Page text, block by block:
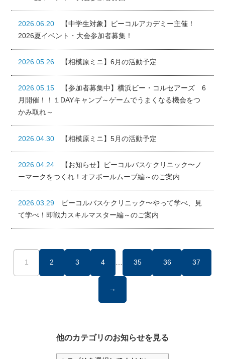
2026.06.20
【中学生対象】ビーコルアカデミー主催！
2026夏イベント・大会参加者募集！
2026.05.26 【相模原ミニ】6月の活動予定
2026.05.15
【参加者募集中】横浜ビー・コルセアーズ 6
月開催！！１DAYキャンプ～ゲームでうまくなる機会をつ
かみ取れ～
2026.04.30 【相模原ミニ】5月の活動予定
2026.04.24
【お知らせ】ビーコルバスケクリニック〜ノ
ーマークをつくれ！オフボールムーブ編～のご案内
2026.03.29
ビーコルバスケクリニック〜やって学べ、見
て学べ！即戦力スキルマスター編～のご案内
1 2 3 4 … 35 36 37
→
他のカテゴリのお知らせを見る